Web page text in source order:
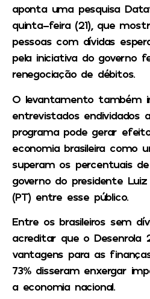
aponta uma pesquisa
quinta-feira (21), que
pessoas com dívidas
pela iniciativa do governo
renegociação de débitos.
O levantamento também
entrevistados endividados
programa pode gerar
economia brasileira como
superam os percentuais
governo do presidente
(PT) entre esse público.
Entre os brasileiros sem
acreditar que o Desenrola
vantagens para as
73% disseram enxergar
a economia nacional.